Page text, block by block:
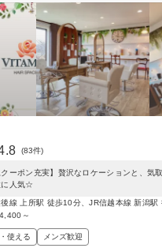
(83件)
ーポン充実】贅沢なロケーションと、気
に人気☆
後線 上所駅 徒歩10分、JR信越本線 新潟駅
～
使える メンズ歓迎